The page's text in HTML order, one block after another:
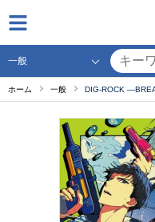
ホーム 一般 DIG-ROCK ―BREAK